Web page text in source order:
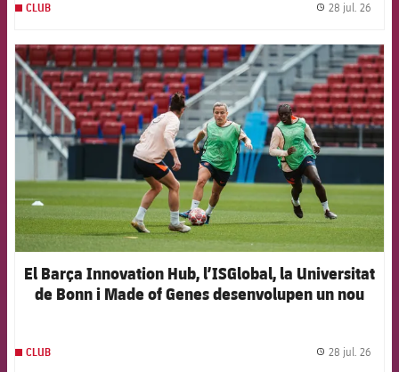
CLUB 28 jul. 26
FCB Barcelona badge
El Barça Innovation Hub, l’ISGlobal, la Universitat
de Bonn i Made of Genes desenvolupen un nou
CLUB 28 jul. 26